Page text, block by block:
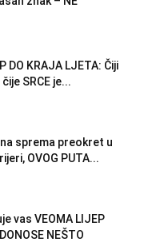
DO KRAJA LJETA: Čiji
SRCE je...
sprema preokret u
OVOG PUTA...
vas VEOMA LIJEP
NEŠTO